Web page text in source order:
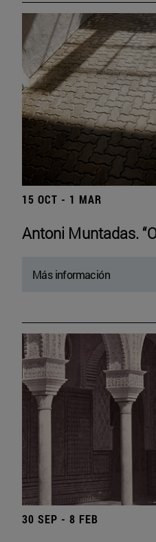
15 OCT - 1 MAR
Antoni Muntadas.
Más información
30 SEP - 8 FEB